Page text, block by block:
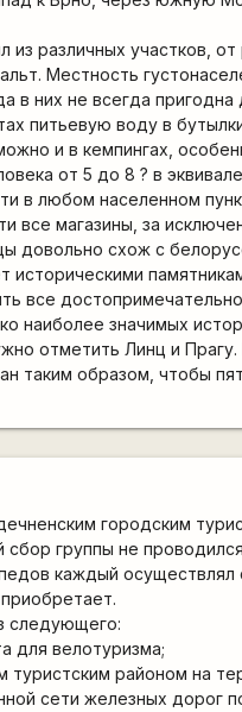
из различных участков,
Местность
в них не всегда
питьевую воду в
и в кемпингах,
от 5 до 8 ? в
в любом населенном
все магазины, за
довольно схож с
историческими
все
наиболее значимых
отметить Линц и
таким образом, чтобы
городским
группы не
каждый
следующего:
для велотуризма;
туристским районом на
сети железных дорог